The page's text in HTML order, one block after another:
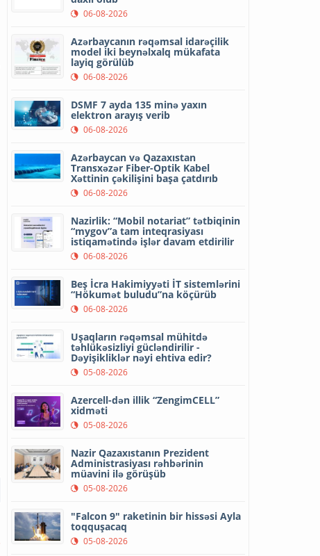
06-08-2026
Azərbaycanın rəqəmsal idarəçilik
model iki beynəlxalq mükafata
layiq görülüb
06-08-2026
DSMF 7 ayda 135 minə yaxın
elektron arayış verib
06-08-2026
Azərbaycan və Qazaxıstan
Transxəzər Fiber-Optik Kabel
Xəttinin çəkilişini başa çatdırıb
06-08-2026
Nazirlik: “Mobil notariat” tətbiqinin
“mygov”a tam inteqrasiyası
istiqamətində işlər davam etdirilir
06-08-2026
Beş İcra Hakimiyyəti İT sistemlərini
“Hökumət buludu”na köçürüb
06-08-2026
Uşaqların rəqəmsal mühitdə
təhlükəsizliyi gücləndirilir -
Dəyişikliklər nəyi ehtiva edir?
05-08-2026
Azercell-dən illik “ZengimCELL”
xidməti
05-08-2026
Nazir Qazaxıstanın Prezident
Administrasiyası rəhbərinin
müavini ilə görüşüb
05-08-2026
"Falcon 9" raketinin bir hissəsi Ayla
toqquşacaq
05-08-2026